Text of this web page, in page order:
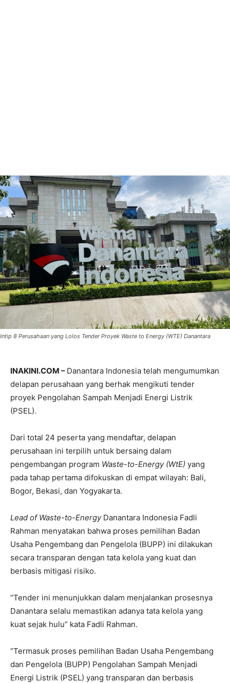
Intip 8 Perusahaan yang Lolos Tender Proyek Waste to Energy (WTE) Danantara
INAKINI.COM – Danantara Indonesia telah mengumumkan
delapan perusahaan yang berhak mengikuti tender
proyek Pengolahan Sampah Menjadi Energi Listrik
(PSEL).
Dari total 24 peserta yang mendaftar, delapan
perusahaan ini terpilih untuk bersaing dalam
pengembangan program Waste-to-Energy (WtE) yang
pada tahap pertama difokuskan di empat wilayah: Bali,
Bogor, Bekasi, dan Yogyakarta.
Lead of Waste-to-EnergyDanantara Indonesia Fadli
Rahman menyatakan bahwa proses pemilihan Badan
Usaha Pengembang dan Pengelola (BUPP) ini dilakukan
secara transparan dengan tata kelola yang kuat dan
berbasis mitigasi risiko.
“Tender ini menunjukkan dalam menjalankan prosesnya
Danantara selalu memastikan adanya tata kelola yang
kuat sejak hulu” kata Fadli Rahman.
“Termasuk proses pemilihan Badan Usaha Pengembang
dan Pengelola (BUPP) Pengolahan Sampah Menjadi
Energi Listrik (PSEL) yang transparan dan berbasis